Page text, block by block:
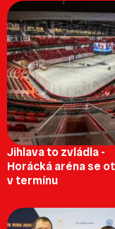
Jihlava to zvládla -
Horácká aréna se
v termínu